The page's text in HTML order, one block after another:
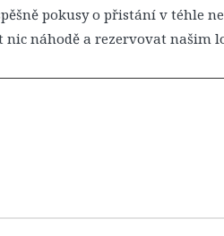
pokusy o přistání v téhle
náhodě a rezervovat našim